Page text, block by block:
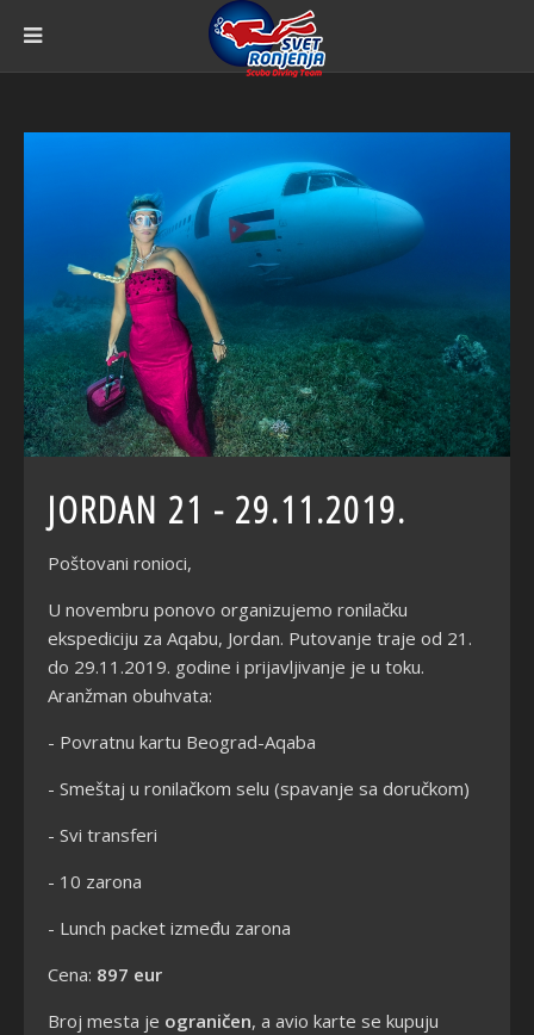
JORDAN 21 - 29.11.2019.
Poštovani ronioci,
U novembru ponovo organizujemo ronilačku
ekspediciju za Aqabu, Jordan. Putovanje traje od 21.
do 29.11.2019. godine i prijavljivanje je u toku.
Aranžman obuhvata:
- Povratnu kartu Beograd-Aqaba
- Smeštaj u ronilačkom selu (spavanje sa doručkom)
- Svi transferi
- 10 zarona
- Lunch packet između zarona
Cena: 897 eur
Broj mesta je ograničen, a avio karte se kupuju